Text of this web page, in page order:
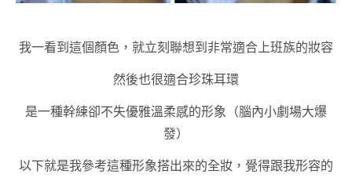
我一看到這個顏色，就立刻聯想到非常適合上班族的妝容
然後也很適合珍珠耳環
是一種幹練卻不失優雅溫柔感的形象（腦內小劇場大爆
發）
以下就是我參考這種形象搭出來的全妝，覺得跟我形容的